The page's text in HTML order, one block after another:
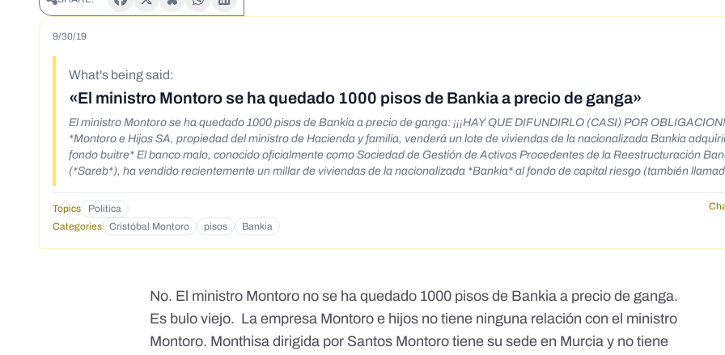
9/30/19
What's being said:
«El ministro Montoro se ha quedado 1000 pisos de Bankia a precio de ganga»
El ministro Montoro se ha quedado 1000 pisos de Bankia a precio de ganga: ¡¡¡HAY QUE DIFUNDIRLO (CASI) POR OBLIGACION!!!*
*Montoro e Hijos SA, propiedad del ministro de Hacienda y familia, venderá un lote de viviendas de la nacionalizada Bankia
fondo buitre* El banco malo, conocido oficialmente como Sociedad de Gestión de Activos Procedentes de la Reestructuración
(*Sareb*), ha vendido recientemente un millar de viviendas de la nacionalizada *Bankia* al fondo de capital riesgo (también
casas ha sido *Montoro e Hijos SA (Monthisa)*, propiedad del ministro de Hacienda,* Cristóbal Montoro*. La operación de venta
viviendas repartidas por diversos puntos de España* se ha cerrado por 100 millones de euros, evidentemente por debajo del precio
mercado. Por tanto, la inmobiliaria de Montoro tiene por delante una posibilidad inmejorable de realizar un *jugoso negocio gracias
Sareb*, entidad controlada por el Estado y dependiente de la Comisión Europea. Incluso el diario estadounidense *The Wall
financiera que mantiene el *49% de las viviendas en propiedad de la Sareb*, lo que significa que cada casa tiene un coste medio
euros*. Una auténtica ganga. *HACED QUE LA INFORMACIÓN CIRCULE, QUE TODO EL MUNDO SEPA CON QUIÉN NOS
Topics Política
Categories
Cristóbal Montoro pisos Bankia
No. El ministro Montoro no se ha quedado 1000 pisos de Bankia a precio de ganga.
Es bulo viejo. La empresa Montoro e hijos no tiene ninguna relación con el ministro
Montoro. Monthisa dirigida por Santos Montoro tiene su sede en Murcia y no tiene